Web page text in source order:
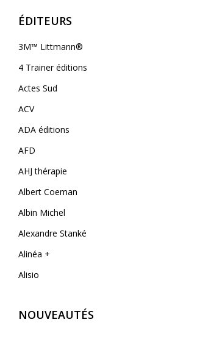
ÉDITEURS
3M™ Littmann®
4 Trainer éditions
Actes Sud
ACV
ADA éditions
AFD
AHJ thérapie
Albert Coeman
Albin Michel
Alexandre Stanké
Alinéa +
Alisio
Allary éditions
NOUVEAUTÉS